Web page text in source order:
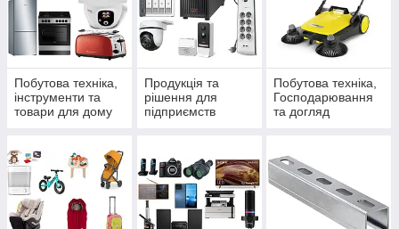
Побутова техніка,
інструменти та
товари для дому
Продукція та
рішення для
підприємств
Побутова техніка,
Господарювання
та догляд